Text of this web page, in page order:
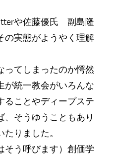
や佐藤優氏 副島隆
の実態がようやく理解
てしまったのか愕然
が統一教会がいろんな
ることやディープステ
、そうゆうこともあり
りました。
そう呼びます）創価学